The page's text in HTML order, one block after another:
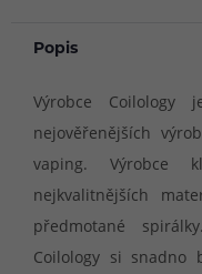
Popis
Výrobce
nejověřenějších
vaping. Výrobce
nejkvalitnějších
předmotané
Coilology si snadno